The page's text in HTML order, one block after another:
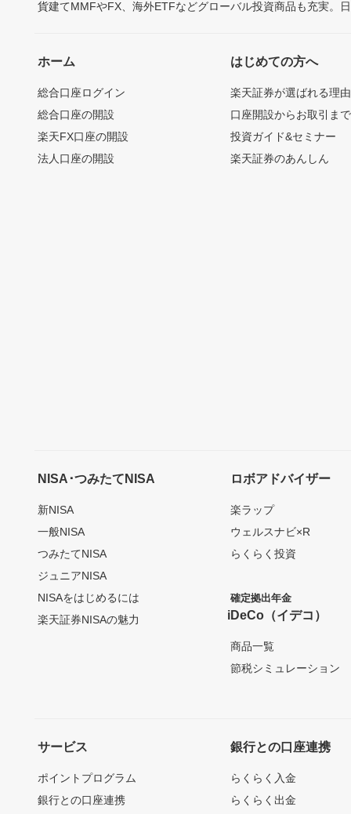
貨建てMMFやFX、海外ETFなどグローバル投資商品も充実。
ホーム
総合口座ログイン
総合口座の開設
楽天FX口座の開設
法人口座の開設
はじめての方へ
楽天証券が選ばれる理由
口座開設からお取引ま
投資ガイド&セミナー
楽天証券のあんしん
NISA･つみたてNISA
新NISA
一般NISA
つみたてNISA
ジュニアNISA
NISAをはじめるには
楽天証券NISAの魅力
ロボアドバイザー
楽ラップ
ウェルスナビ×R
らくらく投資
確定拠出年金
iDeCo（イデコ）
商品一覧
節税シミュレーション
サービス
ポイントプログラム
銀行との口座連携
銀行との口座連携
らくらく入金
らくらく出金